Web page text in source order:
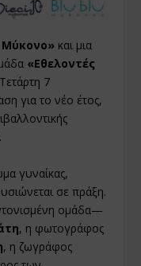
και μια
«Εθελοντές
7
για το νέο έτος,
γυναίκας,
σε πράξη.
ομάδα—
, η φωτογράφος
, η ζωγράφος